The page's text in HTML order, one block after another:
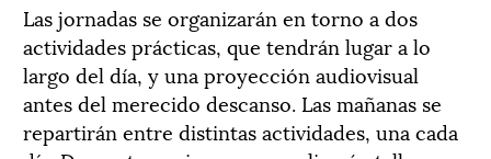
Las jornadas se organizarán en torno a dos
actividades prácticas, que tendrán lugar a lo
largo del día, y una proyección audiovisual
antes del merecido descanso. Las mañanas se
repartirán entre distintas actividades, una cada